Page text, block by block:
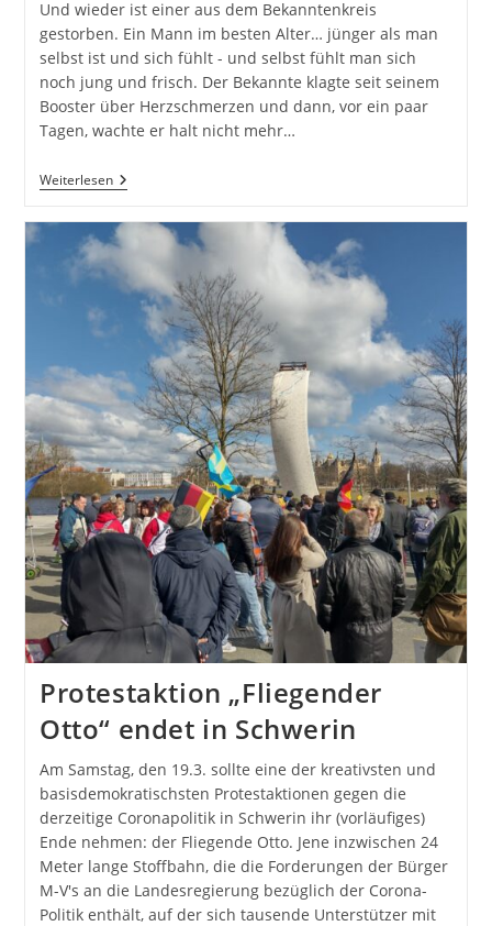
Und wieder ist einer aus dem Bekanntenkreis
gestorben. Ein Mann im besten Alter… jünger als man
selbst ist und sich fühlt - und selbst fühlt man sich
noch jung und frisch. Der Bekannte klagte seit seinem
Booster über Herzschmerzen und dann, vor ein paar
Tagen, wachte er halt nicht mehr…
WeiterlesenTod
Eines
Protestaktion „Fliegender
Otto“ endet in Schwerin
Am Samstag, den 19.3. sollte eine der kreativsten und
basisdemokratischsten Protestaktionen gegen die
derzeitige Coronapolitik in Schwerin ihr (vorläufiges)
Ende nehmen: der Fliegende Otto. Jene inzwischen 24
Meter lange Stoffbahn, die die Forderungen der Bürger
M-V's an die Landesregierung bezüglich der Corona-
Politik enthält, auf der sich tausende Unterstützer mit